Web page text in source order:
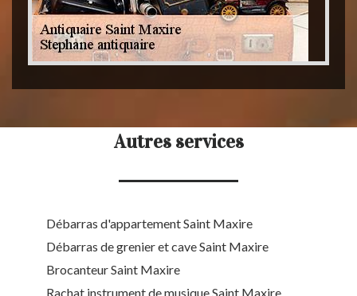
Autres services
Débarras d'appartement Saint Maxire
Débarras de grenier et cave Saint Maxire
Brocanteur Saint Maxire
Rachat instrument de musique Saint Maxire